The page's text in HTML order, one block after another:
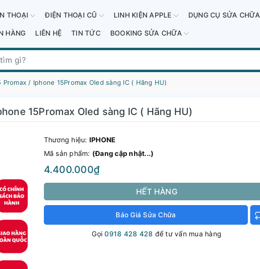
THOẠI ĐIỆN THOẠI CŨ LINH KIỆN APPLE DỤNG CỤ SỬA CHỮA
HÀNG LIÊN HỆ TIN TỨC BOOKING SỬA CHỮA
Promax / Iphone 15Promax Oled sàng IC ( Hãng HU)
15Promax Oled sàng IC ( Hãng HU)
Thương hiệu: IPHONE
Mã sản phẩm: (Đang cập nhật...)
4.400.000₫
HẾT HÀNG
Báo Giá Sửa Chữa
Gọi0918 428 428 để tư vấn mua hàng